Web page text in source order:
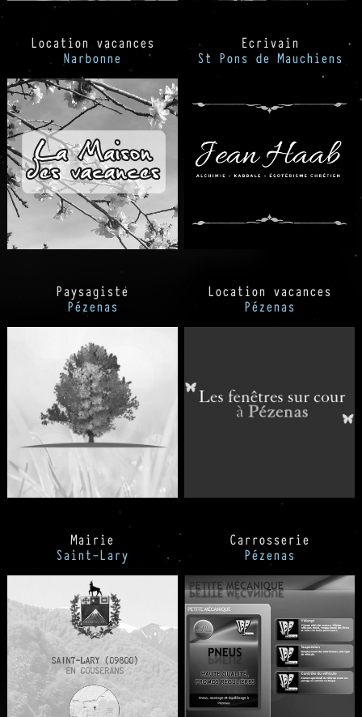
Location vacances
Narbonne
Ecrivain
St Pons de Mauchiens
Paysagiste
Pézenas
Location vacances
Pézenas
Mairie
Saint-Lary
Carrosserie
Pézenas